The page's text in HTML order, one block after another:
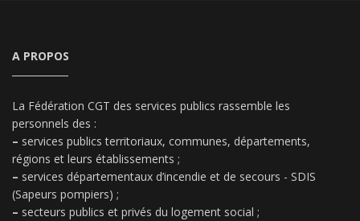
A PROPOS
La Fédération CGT des services publics rassemble les
personnels des :
– services publics territoriaux, communes, départements,
régions et leurs établissements ;
– services départementaux d’incendie et de secours - SDIS
(Sapeurs pompiers) ;
– secteurs publics et privés du logement social ;